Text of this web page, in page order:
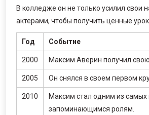
В колледже он не только усилил свои
актерами, чтобы получить ценные
Год Событие
2000 Максим Аверин получил
2005 Он снялся в своем первом
2010
Максим стал одним из самых
запоминающимся ролям.